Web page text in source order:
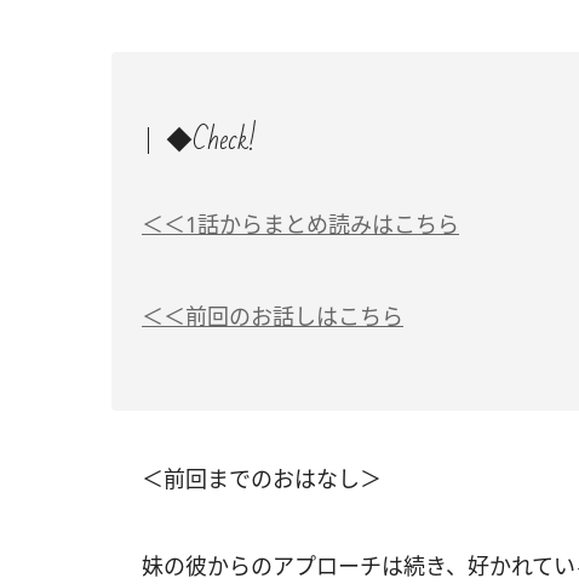
◆Check!
＜＜1話からまとめ読みはこちら
＜＜前回のお話しはこちら
＜前回までのおはなし＞
妹の彼からのアプローチは続き、好かれて